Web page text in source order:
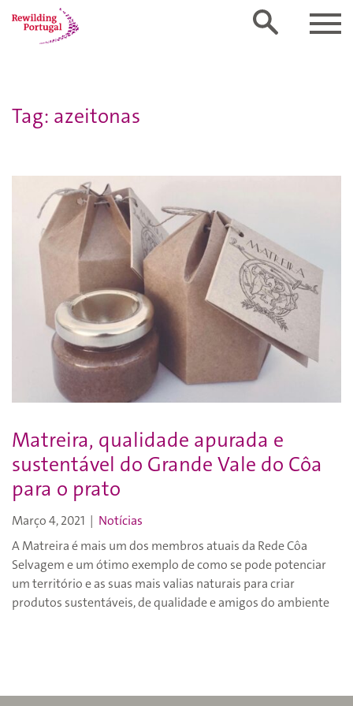
Tag: azeitonas
Matreira, qualidade apurada e
sustentável do Grande Vale do Côa
para o prato
Março 4, 2021 | Notícias
A Matreira é mais um dos membros atuais da Rede Côa
Selvagem e um ótimo exemplo de como se pode potenciar
um território e as suas mais valias naturais para criar
produtos sustentáveis, de qualidade e amigos do ambiente